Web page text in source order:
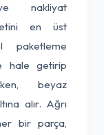
nakliyat
en üst
paketleme
hale getirip
beyaz
alır. Ağrı
bir parça,